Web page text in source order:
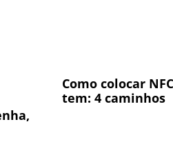
Como colocar
tem: 4 caminhos